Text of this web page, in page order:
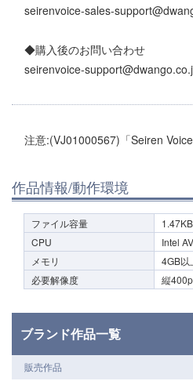
seirenvoice-sales-
◆購入後のお問い合わせ
seirenvoice-
注意:(VJ01000567)「Seiren
作品情報/動作環境
ファイル容量
1.47KB
CPU
Intel
メモリ
4GB以
必要解像度
縦
ブランド作品一覧
販売作品